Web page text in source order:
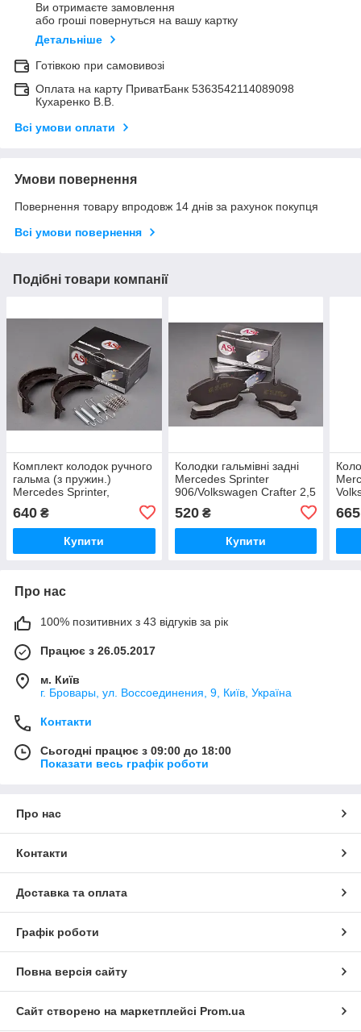
Ви отримаєте замовлення
або гроші повернуться на вашу картку
Детальніше
Готівкою при самовивозі
Оплата на карту ПриватБанк 5363542114089098
Кухаренко В.В.
Всі умови оплати
Умови повернення
Повернення товару впродовж 14 днів за рахунок покупця
Всі умови повернення
Подібні товари компанії
Комплект колодок ручного
гальма (з пружин.)
Mercedes Sprinter,
Volkswagen LT 96-06 AST
(Україна)
640 ₴
Купити
Колодки гальмівні задні
Mercedes Sprinter
906/Volkswagen Crafter 2,5
520₴
Купити
665
Про нас
100% позитивних з 43 відгуків за рік
Працює з 26.05.2017
м. Київ
г. Бровары, ул. Воссоединения, 9, Київ, Україна
Контакти
Сьогодні працює з 09:00 до 18:00
Показати весь графік роботи
Про нас
Контакти
Доставка та оплата
Графік роботи
Повна версія сайту
Сайт створено на маркетплейсі Prom.ua